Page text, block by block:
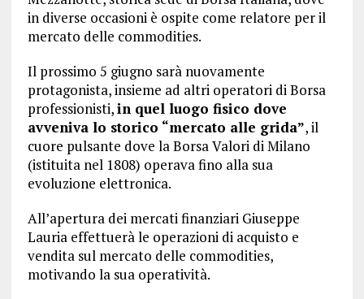
in diverse occasioni è ospite come relatore per il
mercato delle commodities.
Il prossimo 5 giugno sarà nuovamente
protagonista, insieme ad altri operatori di Borsa
professionisti,in quel luogo fisico dove
avveniva lo storico “mercato alle grida”, il
cuore pulsante dove la Borsa Valori di Milano
(istituita nel 1808) operava fino alla sua
evoluzione elettronica.
All’apertura dei mercati finanziari Giuseppe
Lauria effettuerà le operazioni di acquisto e
vendita sul mercato delle commodities,
motivando la sua operatività.